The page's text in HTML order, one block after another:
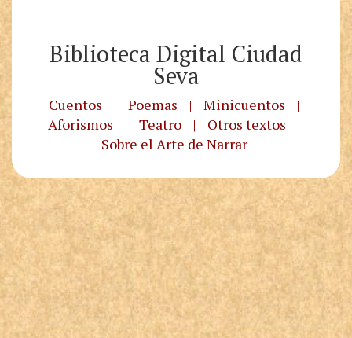
Biblioteca Digital Ciudad
Seva
Cuentos | Poemas | Minicuentos
|
Aforismos
| Teatro | Otros textos
|
Sobre el Arte de Narrar